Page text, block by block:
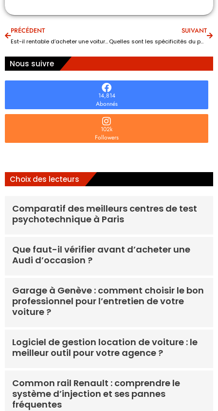
PRÉCÉDENT
Est-il rentable d’acheter une voiture électrique ?
SUIVANT
Quelles sont les spécificités du pneu hiver ?
Nous suivre
14,814
Abonnés
102k
Followers
Choix des lecteurs
Comparatif des meilleurs centres de test
psychotechnique à Paris
Que faut-il vérifier avant d’acheter une
Audi d’occasion ?
Garage à Genève : comment choisir le bon
professionnel pour l’entretien de votre
voiture ?
Logiciel de gestion location de voiture : le
meilleur outil pour votre agence ?
Common rail Renault : comprendre le
système d’injection et ses pannes
fréquentes